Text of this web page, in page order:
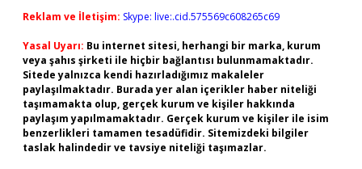
Reklam ve İletişim: Skype: live:.cid.575569c608265c69
Yasal Uyarı: Bu internet sitesi, herhangi bir marka, kurum
veya şahıs şirketi ile hiçbir bağlantısı bulunmamaktadır.
Sitede yalnızca kendi hazırladığımız makaleler
paylaşılmaktadır. Burada yer alan içerikler haber niteliği
taşımamakta olup, gerçek kurum ve kişiler hakkında
paylaşım yapılmamaktadır. Gerçek kurum ve kişiler ile isim
benzerlikleri tamamen tesadüfidir. Sitemizdeki bilgiler
taslak halindedir ve tavsiye niteliği taşımazlar.